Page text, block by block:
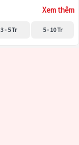
Xem thêm
3 - 5 Tr 5 - 10 Tr